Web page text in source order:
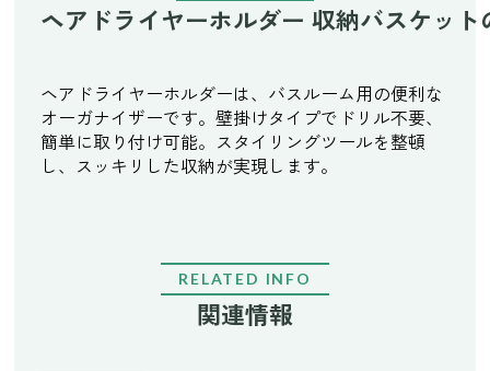
ヘアドライヤーホルダー 収納バスケット
ヘアドライヤーホルダーは、バスルーム用の便利な
オーガナイザーです。壁掛けタイプでドリル不要、
簡単に取り付け可能。スタイリングツールを整頓
し、スッキリした収納が実現します。
RELATED INFO
関連情報